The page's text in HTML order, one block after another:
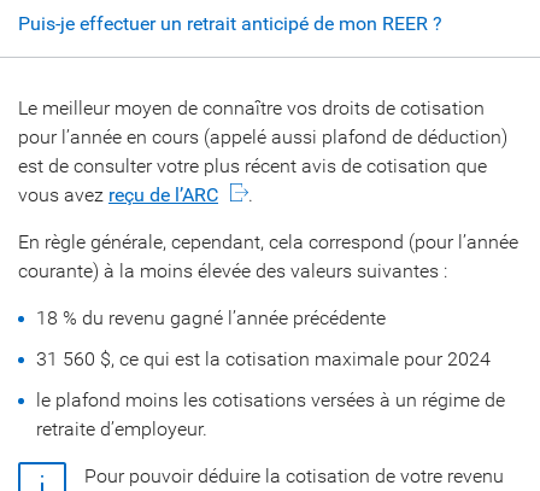
Puis-je effectuer un retrait anticipé de mon REER ?
Le meilleur moyen de connaître vos droits de cotisation
pour l’année en cours (appelé aussi plafond de déduction)
est de consulter votre plus récent avis de cotisation que
vous avez reçu de l’ARC .
En règle générale, cependant, cela correspond (pour l’année
courante) à la moins élevée des valeurs suivantes :
18 % du revenu gagné l’année précédente
31 560 $, ce qui est la cotisation maximale pour 2024
le plafond moins les cotisations versées à un régime de
retraite d’employeur.
Pour pouvoir déduire la cotisation de votre revenu